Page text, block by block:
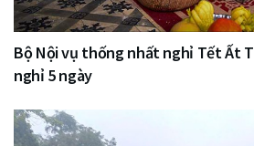
Bộ Nội vụ thống nhất nghỉ Tết Ất
nghỉ 5 ngày